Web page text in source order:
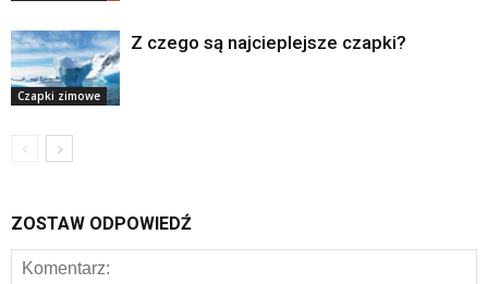
Czapki zimowe
Z czego są najcieplejsze czapki?
ZOSTAW ODPOWIEDŹ